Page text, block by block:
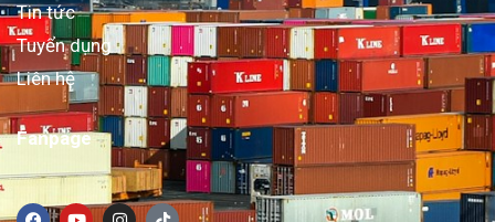
Tin tức
Tuyển dụng
Liên hệ
Fanpage